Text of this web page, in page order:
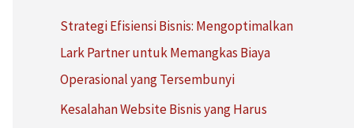
u
n
t
Strategi Efisiensi Bisnis: Mengoptimalkan
Lark Partner untuk Memangkas Biaya
Operasional yang Tersembunyi
Kesalahan Website Bisnis yang Harus